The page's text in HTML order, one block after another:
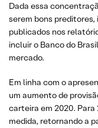
Dada essa
serem bons
publicados nos
incluir o Banco do
mercado.
Em linha com o
um aumento de
carteira em 2020.
medida, retornando a